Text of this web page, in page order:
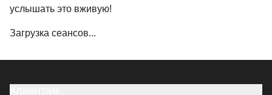
услышать это вживую!
Загрузка сеансов...